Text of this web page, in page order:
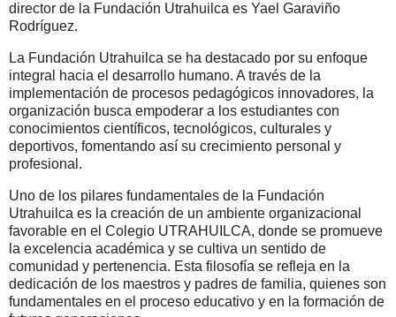
director de la Fundación Utrahuilca es Yael Garaviño
Rodríguez.
La Fundación Utrahuilca se ha destacado por su enfoque
integral hacia el desarrollo humano. A través de la
implementación de procesos pedagógicos innovadores, la
organización busca empoderar a los estudiantes con
conocimientos científicos, tecnológicos, culturales y
deportivos, fomentando así su crecimiento personal y
profesional.
Uno de los pilares fundamentales de la Fundación
Utrahuilca es la creación de un ambiente organizacional
favorable en el Colegio UTRAHUILCA, donde se promueve
la excelencia académica y se cultiva un sentido de
comunidad y pertenencia. Esta filosofía se refleja en la
dedicación de los maestros y padres de familia, quienes son
fundamentales en el proceso educativo y en la formación de